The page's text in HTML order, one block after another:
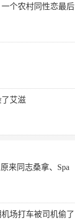
个农村同性恋最后
艾滋
来同志桑拿、Spa
场打车被司机偷了